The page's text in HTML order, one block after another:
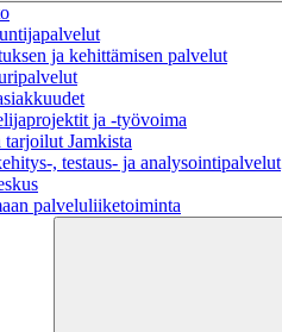
ja kehittämisen palvelut
ja -työvoima
tarjoilut Jamkista
, testaus- ja analysointipalvelut
palveluliiketoiminta